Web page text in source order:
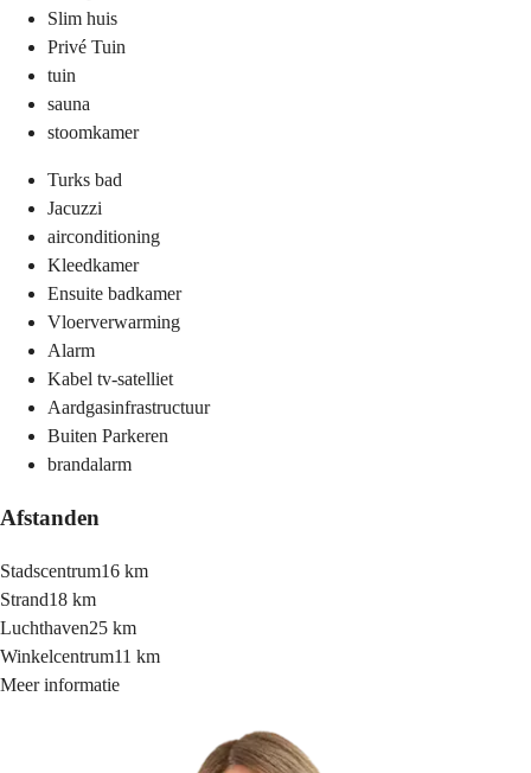
Slim huis
Privé Tuin
tuin
sauna
stoomkamer
Turks bad
Jacuzzi
airconditioning
Kleedkamer
Ensuite badkamer
Vloerverwarming
Alarm
Kabel tv-satelliet
Aardgasinfrastructuur
Buiten Parkeren
brandalarm
Afstanden
Stadscentrum16 km
Strand18 km
Luchthaven25 km
Winkelcentrum11 km
Meer informatie